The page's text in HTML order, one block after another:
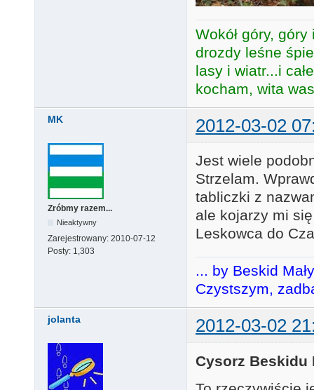
Wokół góry,
drozdy leśne
lasy i wiatr...i
kocham, wita
MK 2012-03-02
Zróbmy razem...
Nieaktywny
Zarejestrowany: 2010-07-12
Posty: 1,303
Jest wiele
Strzelam.
tabliczki z
ale kojarzy mi
Leskowca do
... by Beskid
Czystszym,
jolanta 2012-03-02
Cysorz Beskidu